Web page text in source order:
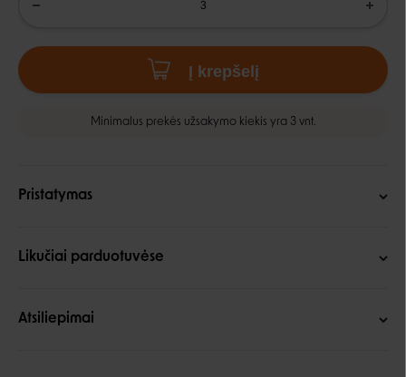
Į krepšelį
Minimalus prekės užsakymo kiekis yra 3 vnt.
Pristatymas
Likučiai parduotuvėse
Atsiliepimai